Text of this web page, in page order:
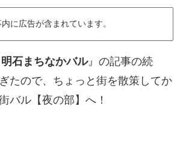
に広告が含まれています。
明石まちなかバル』の記事の続
たので、ちょっと街を散策してか
バル【夜の部】へ！